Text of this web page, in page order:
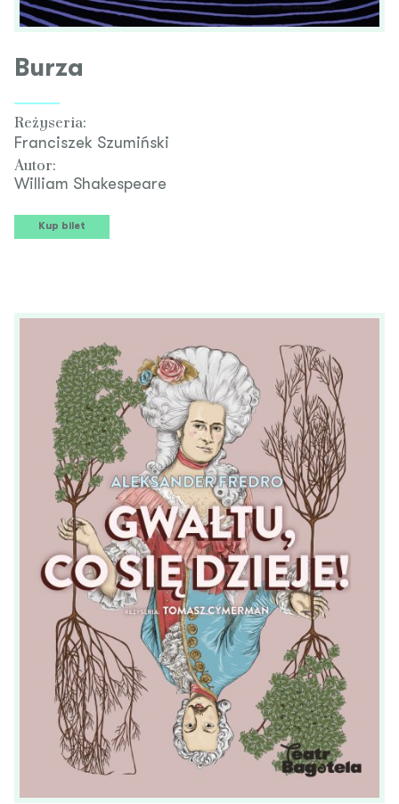
Burza
Reżyseria:
Franciszek Szumiński
Autor:
William Shakespeare
Kup bilet